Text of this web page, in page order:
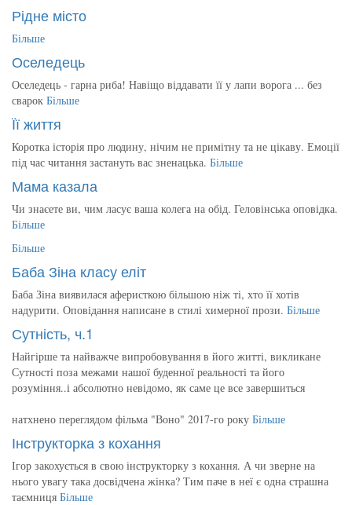
Рідне місто
Більше
Оселедець
Оселедець - гарна риба! Навіщо віддавати її у лапи ворога ... без
сварок Більше
Її життя
Коротка історія про людину, нічим не примітну та не цікаву. Емоції
під час читання застануть вас зненацька. Більше
Мама казала
Чи знаєете ви, чим ласує ваша колега на обід. Геловінська оповідка.
Більше
Більше
Баба Зіна класу еліт
Баба Зіна виявилася аферисткою більшою ніж ті, хто її хотів
надурити. Оповідання написане в стилі химерної прози. Більше
Сутність, ч.1
Найгірше та найважче випробовування в його житті, викликане
Сутності поза межами нашої буденної реальності та його
розуміння..і абсолютно невідомо, як саме це все завершиться
натхнено переглядом фільма "Воно" 2017-го року Більше
Інструкторка з кохання
Ігор закохується в свою інструкторку з кохання. А чи зверне на
нього увагу така досвідчена жінка? Тим паче в неї є одна страшна
таємниця Більше